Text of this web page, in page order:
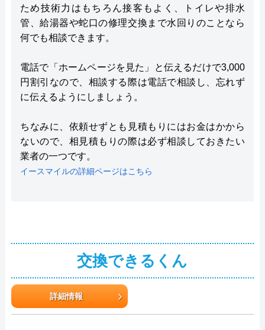
ため技術力はもちろん接客もよく、トイレや排水
管、給湯器や蛇口の修理交換まで水回りのことなら
何でも相談できます。
電話で「ホームページを見た」と伝えるだけで3,000
円割引なので、相談する際は電話で相談し、忘れず
に伝えるようにしましょう。
ちなみに、依頼せずとも見積もりにはお金はかから
ないので、相見積もりの際は必ず相談しておきたい
業者の一つです。
イースマイルの詳細ページはこちら
交換できるくん
詳細情報